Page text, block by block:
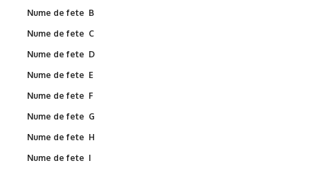
Nume de fete B
Nume de fete C
Nume de fete D
Nume de fete E
Nume de fete F
Nume de fete G
Nume de fete H
Nume de fete I